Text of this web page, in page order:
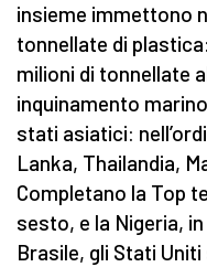
insieme immettono
tonnellate di
milioni di tonnellate
inquinamento
stati asiatici:
Lanka, Thailandia,
Completano la Top
sesto, e la Nigeria,
Brasile, gli Stati